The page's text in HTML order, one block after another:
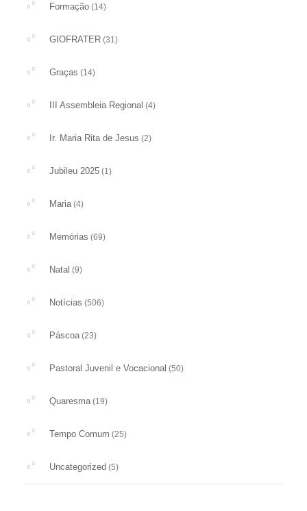
Formação (14)
GIOFRATER (31)
Graças (14)
III Assembleia Regional (4)
Ir. Maria Rita de Jesus (2)
Jubileu 2025 (1)
Maria (4)
Memórias (69)
Natal (9)
Notícias (506)
Páscoa (23)
Pastoral Juvenil e Vocacional (50)
Quaresma (19)
Tempo Comum (25)
Uncategorized (5)